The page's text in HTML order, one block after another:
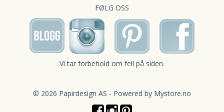
FØLG OSS
Vi tar forbehold om feil på siden.
© 2026 Papirdesign AS - Powered by Mystore.no